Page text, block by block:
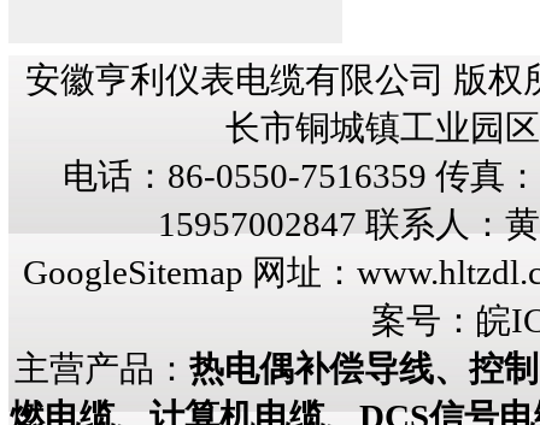
安徽亨利仪表电缆有限公司 版权
长市铜城镇工业园
电话：86-0550-7516359 传真
15957002847 联系人：
GoogleSitemap 网址：
案号： 皖
主营产品： 热电偶补偿导线、控
燃电缆、计算机电缆、DCS信号